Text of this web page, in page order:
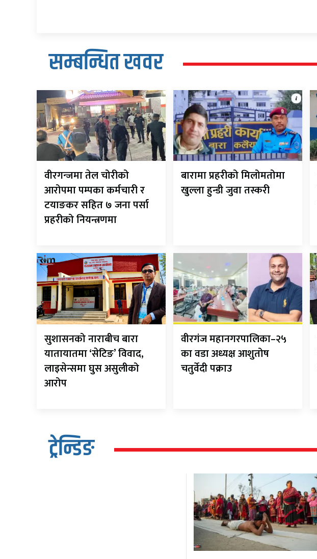
सम्बन्धित खवर
वीरगन्जमा तेल चोरीको
आरोपमा पम्पका कर्मचारी र
टयाङकर सहित ७ जना पर्सा
प्रहरीको नियन्त्रणमा
बारामा प्रहरीको मिलोमतोमा
खुल्ला हुन्डी जुवा तस्करी
सुशासनको नाराबीच बारा
यातायातमा ‘सेटिङ’ विवाद,
लाइसेन्समा घुस असुलीको
आरोप
वीरगंज महानगरपालिका–२५
का वडा अध्यक्ष आशुतोष
चतुर्वेदी पक्राउ
ट्रेन्डिङ